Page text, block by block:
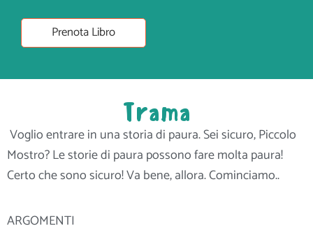
Prenota Libro
Trama
Voglio entrare in una storia di paura. Sei sicuro, Piccolo
Mostro? Le storie di paura possono fare molta paura!
Certo che sono sicuro! Va bene, allora. Cominciamo..
ARGOMENTI